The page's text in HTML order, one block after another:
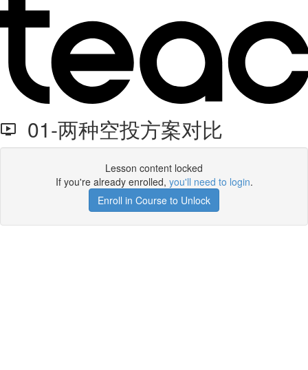
01-两种空投方案对比
Lesson content locked
If you're already enrolled, you'll need to login.
Enroll in Course to Unlock